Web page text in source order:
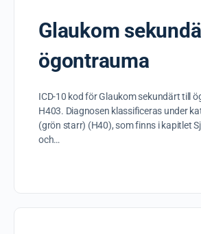
Glaukom
ögontrauma
ICD-10 kod för Glaukom sekundärt till
H403. Diagnosen klassificeras under
(grön starr) (H40), som finns i kapitlet
och…